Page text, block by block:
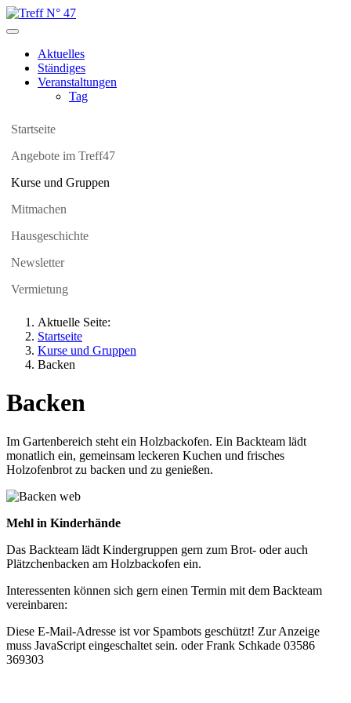
Aktuelles
Ständiges
Veranstaltungen
Tag
Startseite
Angebote im Treff47
Kurse und Gruppen
Mitmachen
Hausgeschichte
Newsletter
Vermietung
Aktuelle Seite:
Startseite
Kurse und Gruppen
Backen
Backen
Im Gartenbereich steht ein Holzbackofen. Ein Backteam lädt
monatlich ein, gemeinsam leckeren Kuchen und frisches
Holzofenbrot zu backen und zu genießen.
Mehl in Kinderhände
Das Backteam lädt Kindergruppen gern zum Brot- oder auch
Plätzchenbacken am Holzbackofen ein.
Interessenten können sich gern einen Termin mit dem Backteam
vereinbaren:
Diese E-Mail-Adresse ist vor Spambots geschützt! Zur Anzeige
muss JavaScript eingeschaltet sein. oder Frank Schkade 03586
369303